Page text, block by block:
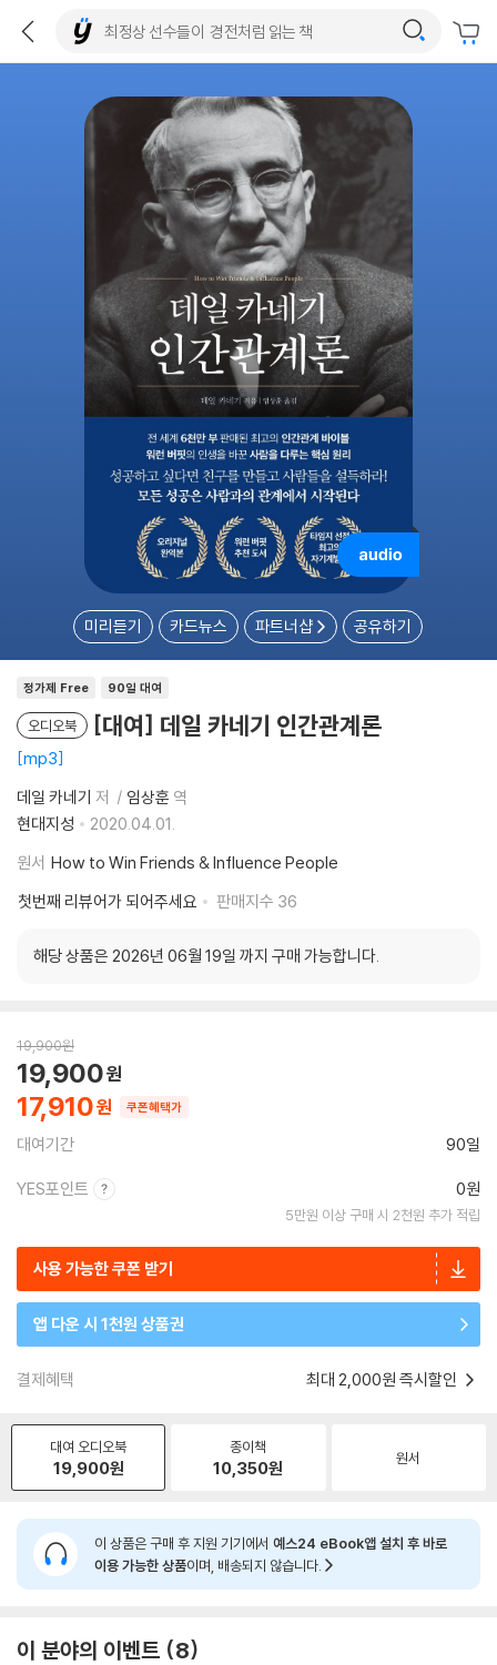
미리듣기 카드뉴스 파트너샵 공유하기
정가제 Free 90일 대여
오디오북 [대여] 데일 카네기 인간관계론
mp3
데일 카네기 저 임상훈 역
현대지성
2020.04.01.
원서 How to Win Friends & Influence People
첫번째 리뷰어가 되어주세요
판매지수 36
해당 상품은 2026년 06월 19일 까지 구매 가능합니다.
19,900원
17,910
19,900
쿠폰혜택가
대여기간 90일
YES포인트 0원
5만원 이상 구매 시 2천원 추가 적립
사용 가능한 쿠폰 받기
앱 다운 시 1천원 상품권
결제혜택 최대 2,000원 즉시할인
대여 오디오북
19,900원
종이책
10,350원 원서
이 상품은 구매 후 지원 기기에서 예스24 eBook앱 설치 후 바로
이용 가능한 상품이며, 배송되지 않습니다.
이 분야의 이벤트 8